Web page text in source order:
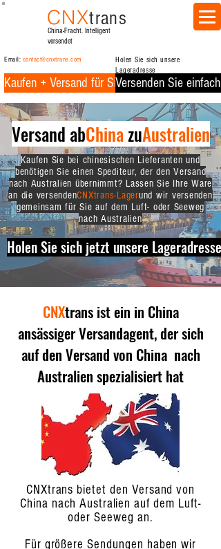
CNXtrans
China-Fracht. Intelligent
versendet
Email: contact@cnxtrans.com
Kaufen + Versand für Sie
Holen Sie sich unsere
Lageradresse
Versenden Sie einfach
Versand abChinazuAustralien
Kaufen Sie bei chinesischen Lieferanten und
benötigen Sie einen Spediteur, der den Versand
nach Australien übernimmt? Lassen Sie Ihre Ware
an die versendenCNXtrans-Lagerund wir versenden
gemeinsam für Sie auf dem Luft- oder Seeweg
nach Australien
Holen Sie sich jetzt unsere Lageradresse
CNXtrans ist ein in China
ansässiger Versandagent, der sich
auf den Versand von China nach
Australien spezialisiert hat
CNXtrans bietet den Versand von
China nach Australien auf dem Luft-
oder Seeweg an.
Für größere Sendungen haben wir